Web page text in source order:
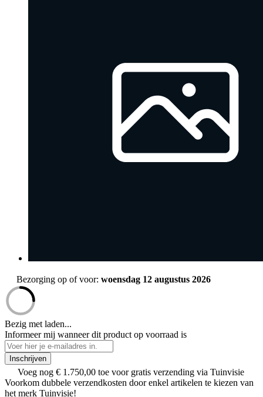
Bezorging op of voor: woensdag 12 augustus 2026
Bezig met laden...
Informeer mij wanneer dit product op voorraad is
Inschrijven
Voeg nog € 1.750,00 toe voor gratis verzending via Tuinvisie
Voorkom dubbele verzendkosten door enkel artikelen te kiezen van
het merk Tuinvisie!